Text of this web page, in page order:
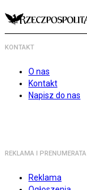
KONTAKT
O nas
Kontakt
Napisz do nas
REKLAMA I PRENUMERATA
Reklama